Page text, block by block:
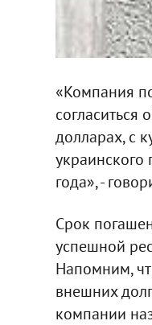
«Компания
долларах, с
украинского
года», -
Срок
успешной
Напомним,
внешних
компании